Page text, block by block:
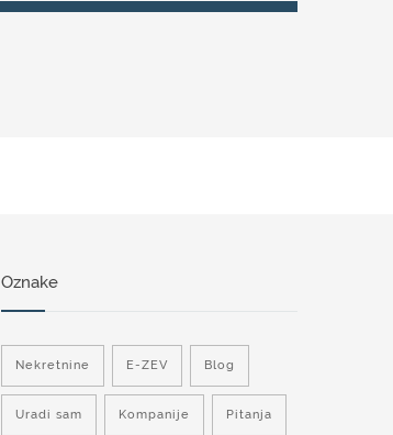
Oznake
Nekretnine E-ZEV Blog
Uradi sam Kompanije Pitanja